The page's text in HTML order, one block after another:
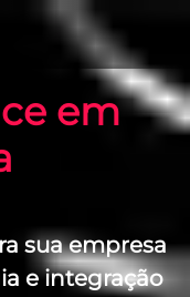
em
sua empresa
e integração